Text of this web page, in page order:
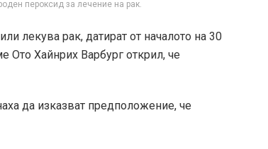
пероксид за лечение на рак.
лекува рак, датират от началото на 30
Ото Хайнрих Варбург открил, че
да изказват предположение, че